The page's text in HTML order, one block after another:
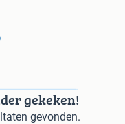
gekeken!
gevonden.